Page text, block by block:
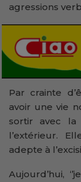
agressions
Par crainte
avoir une vie
sortir avec
l’extérieur.
adepte à
Aujourd’hui,